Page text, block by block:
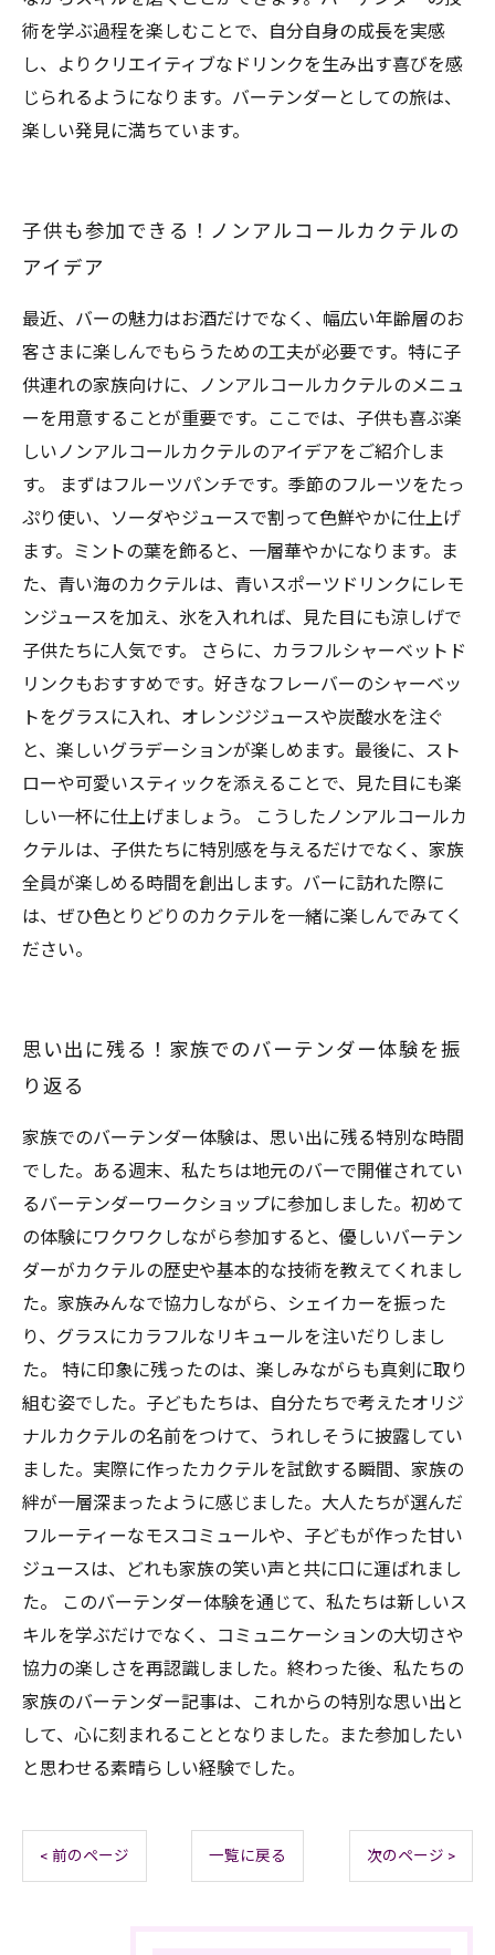
術を学ぶ過程を楽しむことで、自分自身の成長を実感
し、よりクリエイティブなドリンクを生み出す喜びを感
じられるようになります。バーテンダーとしての旅は、
楽しい発見に満ちています。
子供も参加できる！ノンアルコールカクテルの
アイデア
最近、バーの魅力はお酒だけでなく、幅広い年齢層のお
客さまに楽しんでもらうための工夫が必要です。特に子
供連れの家族向けに、ノンアルコールカクテルのメニュ
ーを用意することが重要です。ここでは、子供も喜ぶ楽
しいノンアルコールカクテルのアイデアをご紹介しま
す。 まずはフルーツパンチです。季節のフルーツをたっ
ぷり使い、ソーダやジュースで割って色鮮やかに仕上げ
ます。ミントの葉を飾ると、一層華やかになります。ま
た、青い海のカクテルは、青いスポーツドリンクにレモ
ンジュースを加え、氷を入れれば、見た目にも涼しげで
子供たちに人気です。 さらに、カラフルシャーベットド
リンクもおすすめです。好きなフレーバーのシャーベッ
トをグラスに入れ、オレンジジュースや炭酸水を注ぐ
と、楽しいグラデーションが楽しめます。最後に、スト
ローや可愛いスティックを添えることで、見た目にも楽
しい一杯に仕上げましょう。 こうしたノンアルコールカ
クテルは、子供たちに特別感を与えるだけでなく、家族
全員が楽しめる時間を創出します。バーに訪れた際に
は、ぜひ色とりどりのカクテルを一緒に楽しんでみてく
ださい。
思い出に残る！家族でのバーテンダー体験を振
り返る
家族でのバーテンダー体験は、思い出に残る特別な時間
でした。ある週末、私たちは地元のバーで開催されてい
るバーテンダーワークショップに参加しました。初めて
の体験にワクワクしながら参加すると、優しいバーテン
ダーがカクテルの歴史や基本的な技術を教えてくれまし
た。家族みんなで協力しながら、シェイカーを振った
り、グラスにカラフルなリキュールを注いだりしまし
た。 特に印象に残ったのは、楽しみながらも真剣に取り
組む姿でした。子どもたちは、自分たちで考えたオリジ
ナルカクテルの名前をつけて、うれしそうに披露してい
ました。実際に作ったカクテルを試飲する瞬間、家族の
絆が一層深まったように感じました。大人たちが選んだ
フルーティーなモスコミュールや、子どもが作った甘い
ジュースは、どれも家族の笑い声と共に口に運ばれまし
た。 このバーテンダー体験を通じて、私たちは新しいス
キルを学ぶだけでなく、コミュニケーションの大切さや
協力の楽しさを再認識しました。終わった後、私たちの
家族のバーテンダー記事は、これからの特別な思い出と
して、心に刻まれることとなりました。また参加したい
と思わせる素晴らしい経験でした。
< 前のページ 一覧に戻る 次のページ >